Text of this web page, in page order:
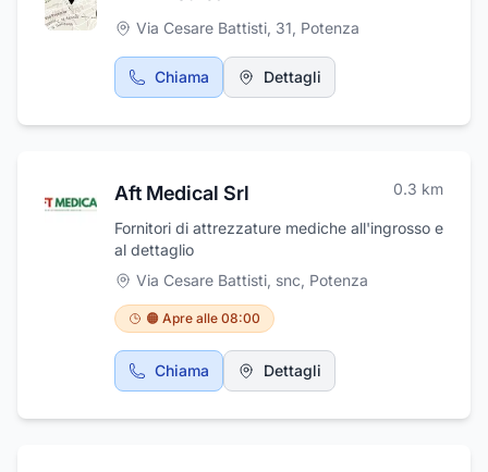
Via Cesare Battisti, 31, Potenza
Chiama Dettagli
Aft Medical Srl 0.3 km
Fornitori di attrezzature mediche all'ingrosso e
al dettaglio
Via Cesare Battisti, snc, Potenza
🟠 Apre alle 08:00
Chiama Dettagli